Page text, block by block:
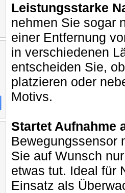
Leistungsstarke
nehmen Sie sogar
einer Entfernung
in verschiedenen
entscheiden Sie,
platzieren oder
Motivs.
Startet Aufnahme
Bewegungssensor
Sie auf Wunsch
etwas tut. Ideal für
Einsatz als